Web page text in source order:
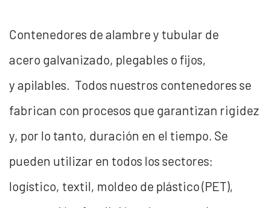
Contenedores de alambre y tubular de
acero galvanizado, plegables o fijos,
y apilables. Todos nuestros contenedores se
fabrican con procesos que garantizan rigidez
y, por lo tanto, duración en el tiempo. Se
pueden utilizar en todos los sectores:
logístico, textil, moldeo de plástico (PET),